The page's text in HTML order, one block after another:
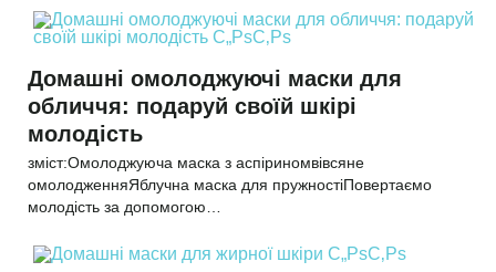
Домашні омолоджуючі маски для
обличчя: подаруй своїй шкірі
молодість
зміст:Омолоджуюча маска з аспіриномвівсяне
омолодженняЯблучна маска для пружностіПовертаємо
молодість за допомогою…